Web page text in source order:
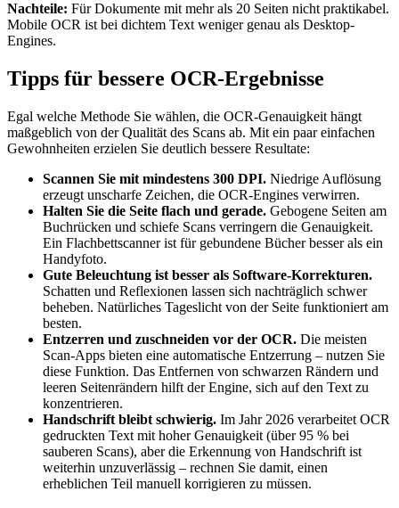
Nachteile: Für Dokumente mit mehr als 20 Seiten nicht praktikabel.
Mobile OCR ist bei dichtem Text weniger genau als Desktop-
Engines.
Tipps für bessere OCR-Ergebnisse
Egal welche Methode Sie wählen, die OCR-Genauigkeit hängt
maßgeblich von der Qualität des Scans ab. Mit ein paar einfachen
Gewohnheiten erzielen Sie deutlich bessere Resultate:
Scannen Sie mit mindestens 300 DPI. Niedrige Auflösung
erzeugt unscharfe Zeichen, die OCR-Engines verwirren.
Halten Sie die Seite flach und gerade. Gebogene Seiten am
Buchrücken und schiefe Scans verringern die Genauigkeit.
Ein Flachbettscanner ist für gebundene Bücher besser als ein
Handyfoto.
Gute Beleuchtung ist besser als Software-Korrekturen.
Schatten und Reflexionen lassen sich nachträglich schwer
beheben. Natürliches Tageslicht von der Seite funktioniert am
besten.
Entzerren und zuschneiden vor der OCR. Die meisten
Scan-Apps bieten eine automatische Entzerrung – nutzen Sie
diese Funktion. Das Entfernen von schwarzen Rändern und
leeren Seitenrändern hilft der Engine, sich auf den Text zu
konzentrieren.
Handschrift bleibt schwierig. Im Jahr 2026 verarbeitet OCR
gedruckten Text mit hoher Genauigkeit (über 95 % bei
sauberen Scans), aber die Erkennung von Handschrift ist
weiterhin unzuverlässig – rechnen Sie damit, einen
erheblichen Teil manuell korrigieren zu müssen.